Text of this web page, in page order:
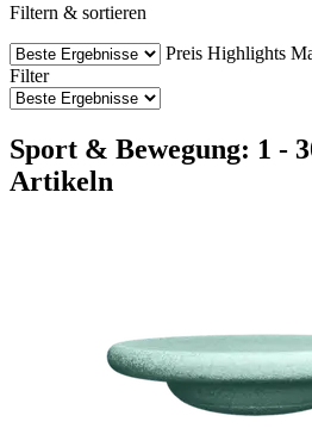
Filtern & sortieren
Preis Highlights
Filter
Sport & Bewegung: 1 -
Artikeln